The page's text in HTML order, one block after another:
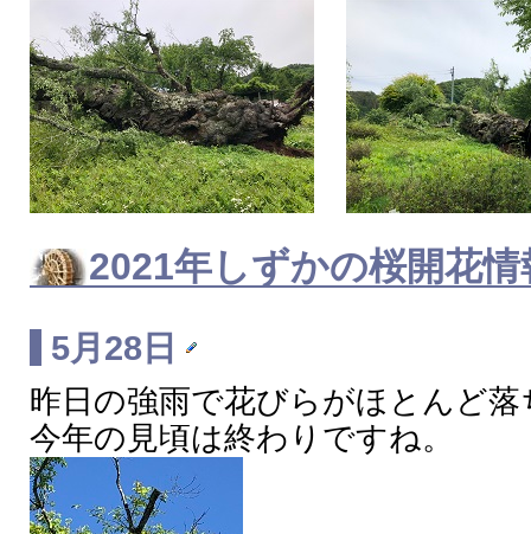
2021年しずかの桜開花
5月28日
昨日の強雨で花びらがほとんど
今年の見頃は終わりですね。